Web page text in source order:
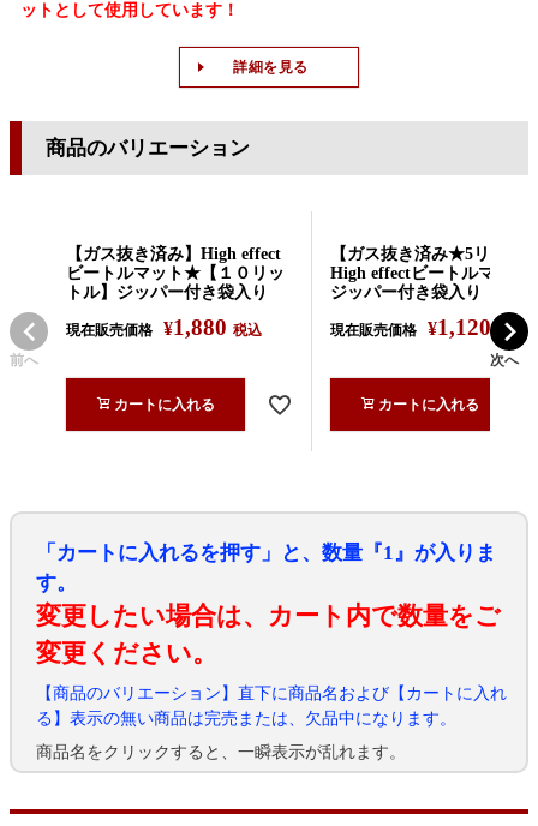
ットとして使用しています！
詳細を見る
商品のバリエーション
前へ
【ガス抜き済み】High effect
ビートルマット★【１０リッ
トル】ジッパー付き袋入り
現在販売価格 ¥1,880 税込
カートに入れる
【ガス抜き済み★5リット
High effectビートルマッ
ジッパー付き袋入り
現在販売価格 ¥1,120 税込
カートに入れる
次へ
「カートに入れるを押す」と、数量『1』が入りま
す。
変更したい場合は、カート内で数量をご
変更ください。
【商品のバリエーション】直下に商品名および【カートに入れ
る】表示の無い商品は完売または、欠品中になります。
商品名をクリックすると、一瞬表示が乱れます。